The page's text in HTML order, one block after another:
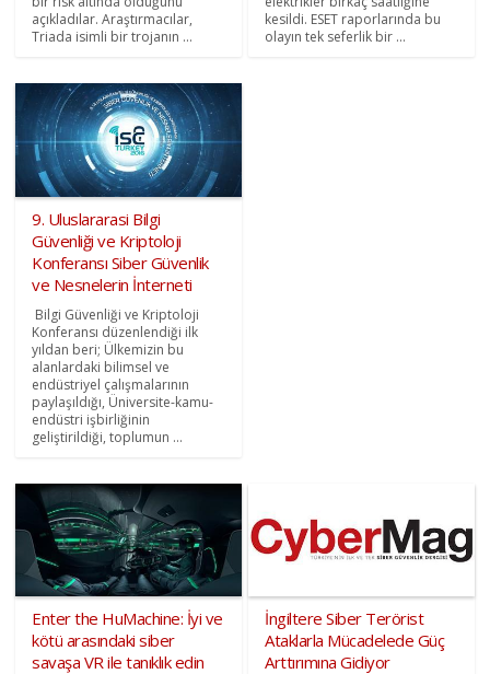
açıkladılar. Araştırmacılar,
Triada isimli bir trojanın ...
kesildi. ESET raporlarında bu
olayın tek seferlik bir ...
9. Uluslararasi Bilgi
Güvenliği ve Kriptoloji
Konferansı Siber Güvenlik
ve Nesnelerin İnterneti
Bilgi Güvenliği ve Kriptoloji
Konferansı düzenlendiği ilk
yıldan beri; Ülkemizin bu
alanlardaki bilimsel ve
endüstriyel çalışmalarının
paylaşıldığı, Üniversite-kamu-
endüstri işbirliğinin
geliştirildiği, toplumun ...
Enter the HuMachine: İyi ve
kötü arasındaki siber
savaşa VR ile tanıklık edin
İngiltere Siber Terörist
Ataklarla Mücadelede Güç
Arttırımına Gidiyor